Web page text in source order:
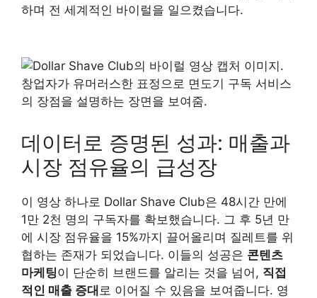
하며 전 세계적인 바이럴을 일으켰습니다.
데이터로 증명된 성과: 매출과
시장 점유율의 급성장
이 영상 하나로 Dollar Shave Club은 48시간 만에
1만 2천 명의 구독자를 확보했습니다. 그 후 5년 만
에 시장 점유율을 15%까지 끌어올리며 질레트를 위
협하는 존재가 되었습니다. 이들의 성공은 콘텐츠
마케팅이 단순히 브랜드를 알리는 것을 넘어, 직접
적인 매출 증대 로 이어질 수 있음을 보여줍니다. 영